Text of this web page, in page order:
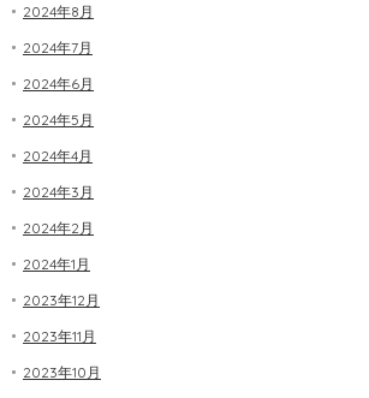
2024年8月
2024年7月
2024年6月
2024年5月
2024年4月
2024年3月
2024年2月
2024年1月
2023年12月
2023年11月
2023年10月